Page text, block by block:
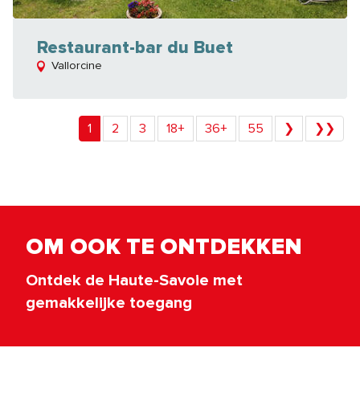
Restaurant-bar du Buet
Vallorcine
1 2 3 18+ 36+ 55 ❯ ❯❯
OM OOK TE ONTDEKKEN
Ontdek de Haute-Savoie met
gemakkelijke toegang